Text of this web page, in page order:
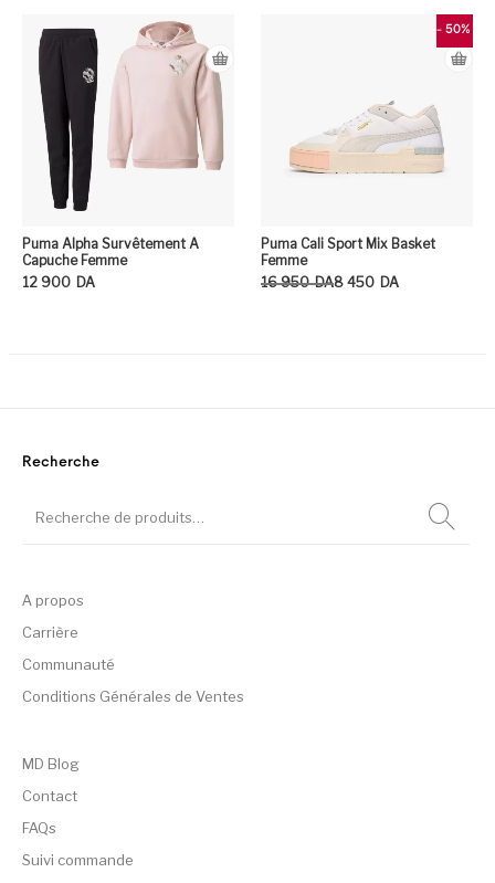
Puma Alpha Survêtement A
Capuche Femme
12 900 DA
- 50%
Puma Cali Sport Mix Basket
Femme
16 950 DA
Le prix initial était : 16 950DA.
8 450 DA
Le prix actuel est : 8 450DA.
Recherche
A propos
Carrière
Communauté
Conditions Générales de Ventes
MD Blog
Contact
FAQs
Suivi commande